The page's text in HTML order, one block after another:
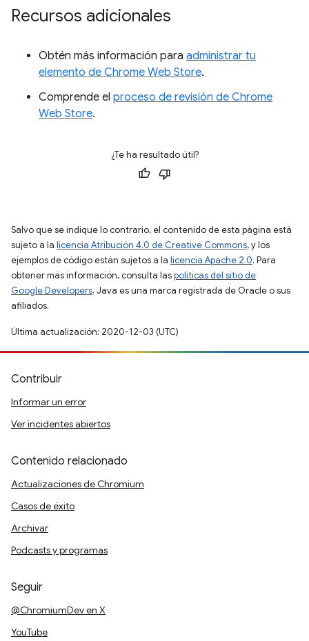
Recursos adicionales
Obtén más información para administrar tu
elemento de Chrome Web Store.
Comprende el proceso de revisión de Chrome
Web Store.
¿Te ha resultado útil?
Salvo que se indique lo contrario, el contenido de esta página está
sujeto a la licencia Atribución 4.0 de Creative Commons, y los
ejemplos de código están sujetos a la licencia Apache 2.0. Para
obtener más información, consulta laspolíticas del sitio de
Google Developers. Java es una marca registrada de Oracle o sus
afiliados.
Última actualización: 2020-12-03 (UTC)
Contribuir
Informar un error
Ver incidentes abiertos
Contenido relacionado
Actualizaciones de Chromium
Casos de éxito
Archivar
Podcasts y programas
Seguir
@ChromiumDev en X
YouTube